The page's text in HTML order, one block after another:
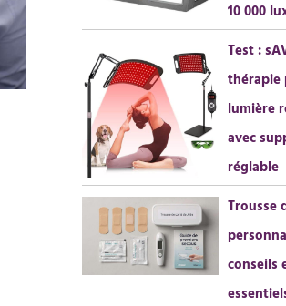
10 000
Test :
thérapie
lumière
avec
réglable
Trousse
conseils